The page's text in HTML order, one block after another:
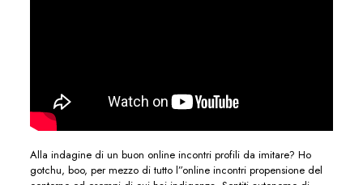
Alla indagine di un buon online incontri profili da imitare? Ho
gotchu, boo, per mezzo di tutto l”online incontri propensione del